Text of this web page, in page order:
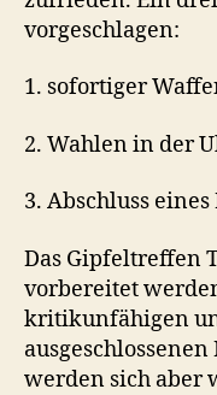
vorgeschlagen:
1. sofortiger
2. Wahlen in der
3. Abschluss
Das Gipfeltreffen
vorbereitet
kritikunfähigen
werden sich aber